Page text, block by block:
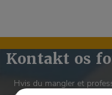
Kontakt os
Hvis du mangler et